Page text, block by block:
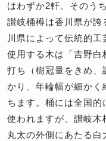
はわずか2軒。そのう
讃岐桶樽は香川県が誇
川県によって伝統的工
使用する木は「吉野白
打ち（樹冠量をきめ
かり、年輪幅が細かく
ちます。桶には全国
使われますが、讃岐木
丸太の外側にあたる